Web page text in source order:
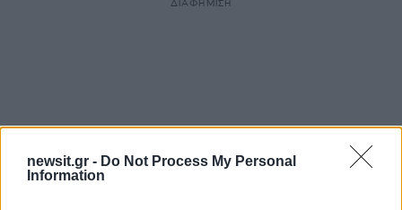
newsit.gr - Do Not Process My Personal
Information
ΔΙΑΦΗΜΙΣΗ